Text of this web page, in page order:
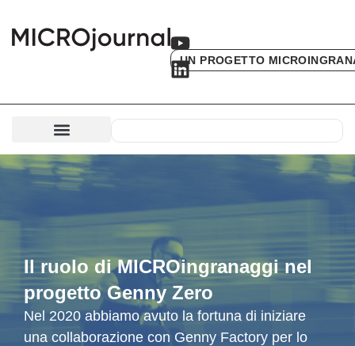
UN PROGETTO
Il ruolo di MICROingranaggi nel
progetto Genny Zero
Nel 2020 abbiamo avuto la fortuna di iniziare
una collaborazione con Genny Factory per lo